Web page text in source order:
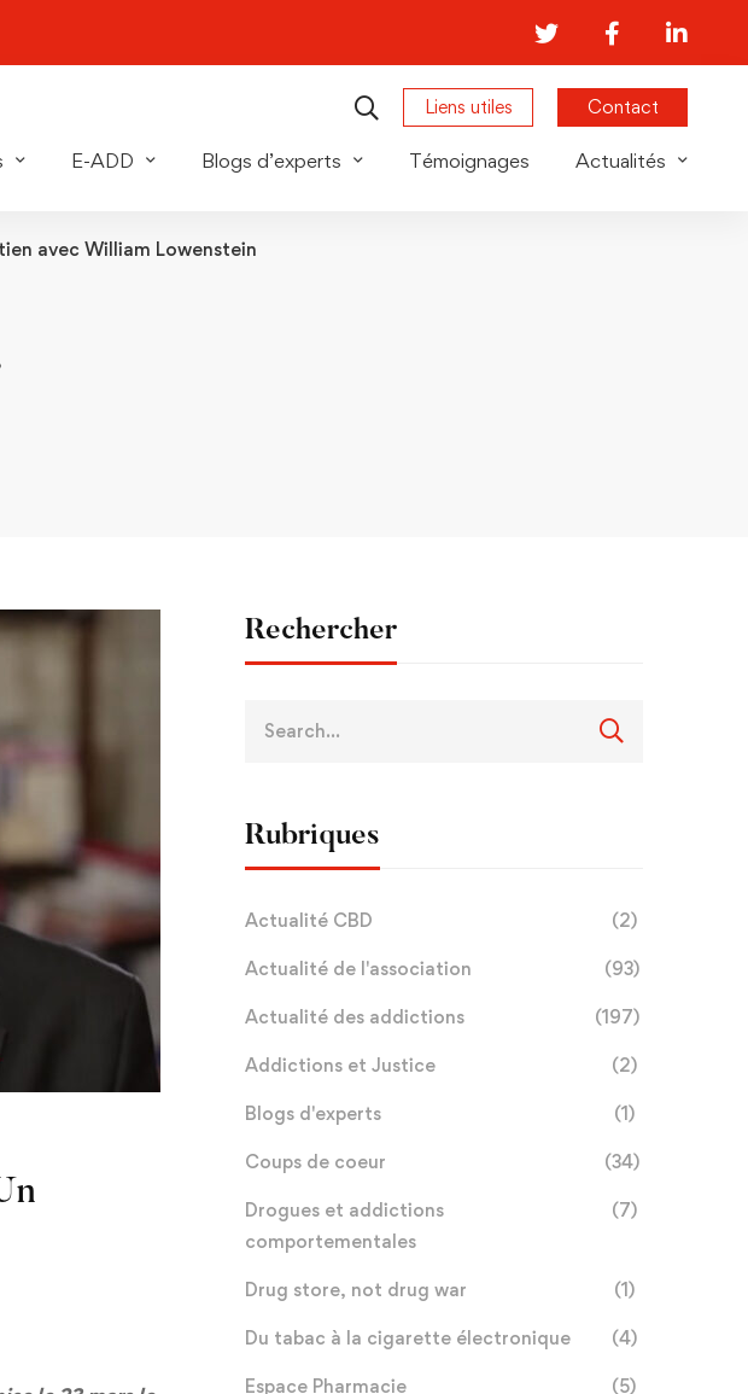
Liens utiles Contact
E-ADD Blogs d’experts Témoignages Actualités
avec William Lowenstein
Rechercher
Rubriques
Actualité CBD (2)
Actualité de l'association (93)
Actualité des addictions (197)
Addictions et Justice (2)
Blogs d'experts (1)
Coups de coeur (34)
Drogues et addictions
comportementales
(7)
Drug store, not drug war (1)
Du tabac à la cigarette électronique (4)
Espace Pharmacie (5)